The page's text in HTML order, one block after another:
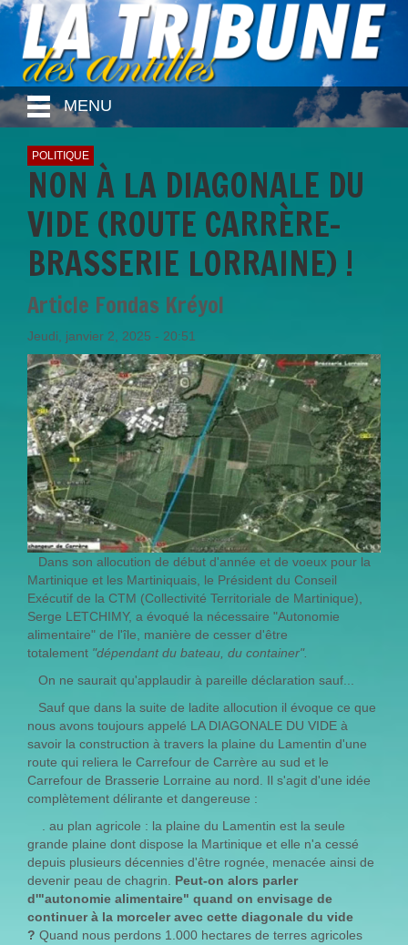
MENU
POLITIQUE
NON À LA DIAGONALE DU
VIDE (ROUTE CARRÈRE-
BRASSERIE LORRAINE) !
Article Fondas Kréyol
Jeudi, janvier 2, 2025 - 20:51
Dans son allocution de début d'année et de voeux pour la
Martinique et les Martiniquais, le Président du Conseil
Exécutif de la CTM (Collectivité Territoriale de Martinique),
Serge LETCHIMY, a évoqué la nécessaire "Autonomie
alimentaire" de l'île, manière de cesser d'être
totalement "dépendant du bateau, du container".
On ne saurait qu'applaudir à pareille déclaration sauf...
Sauf que dans la suite de ladite allocution il évoque ce que
nous avons toujours appelé LA DIAGONALE DU VIDE à
savoir la construction à travers la plaine du Lamentin d'une
route qui reliera le Carrefour de Carrère au sud et le
Carrefour de Brasserie Lorraine au nord. Il s'agit d'une idée
complètement délirante et dangereuse :
. au plan agricole : la plaine du Lamentin est la seule
grande plaine dont dispose la Martinique et elle n'a cessé
depuis plusieurs décennies d'être rognée, menacée ainsi de
devenir peau de chagrin. Peut-on alors parler
d'"autonomie alimentaire" quand on envisage de
continuer à la morceler avec cette diagonale du vide
? Quand nous perdons 1.000 hectares de terres agricoles